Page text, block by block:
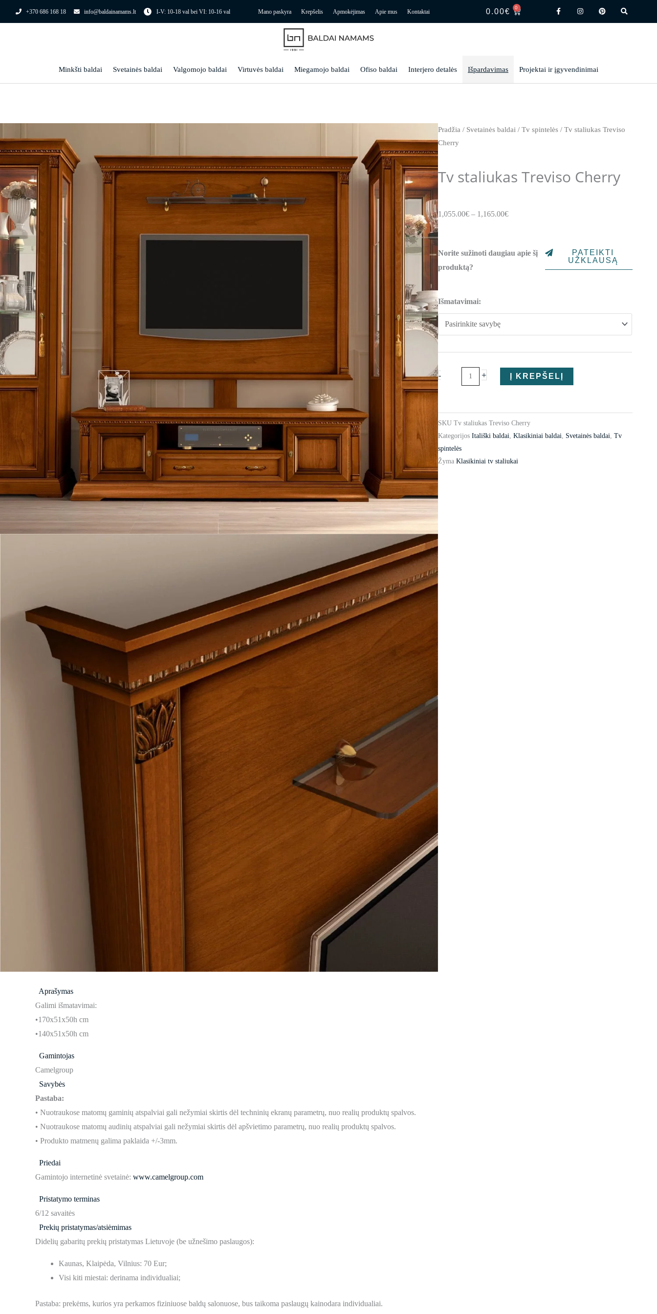
+370 686 168 18 info@baldainamams.lt I-V: 10-18 val bei VI: 10-16 val Mano paskyra Krepšelis Apmokėjimas Apie mus Kontaktai 0.00€ 0
a
c
e
n
t
i
n
t
e
a
r
Minkšti baldai Svetainės baldai Valgomojo baldai Virtuvės baldai Miegamojo baldai Ofiso baldai Interjero detalės Išpardavimas Projektai ir įgyvendinimai
Pradžia / Svetainės baldai / Tv spintelės/ Tv staliukas Treviso
Cherry
Tv staliukas Treviso Cherry
1,055.00€ – 1,165.00€Price
through
Norite sužinoti daugiau apie šį
produktą?
PATEIKTI
UŽKLAUSĄ
Išmatavimai:
-
kiekis:
Tv
+ Į KREPŠELĮ
SKU Tv staliukas Treviso Cherry
Kategorijos Itališki baldai Klasikiniai baldai Svetainės baldai Tv
spintelės
Žyma Klasikiniai tv staliukai
Aprašymas
Galimi išmatavimai:
•170x51x50h cm
•140x51x50h cm
Gamintojas
Camelgroup
Savybės
Pastaba:
• Nuotraukose matomų gaminių atspalviai gali nežymiai skirtis dėl techninių ekranų parametrų, nuo realių produktų spalvos.
• Nuotraukose matomų audinių atspalviai gali nežymiai skirtis dėl apšvietimo parametrų, nuo realių produktų spalvos.
• Produkto matmenų galima paklaida +/-3mm.
Priedai
Gamintojo internetinė svetainė: www.camelgroup.com
Pristatymo terminas
6/12 savaitės
Prekių pristatymas/atsiėmimas
Didelių gabaritų prekių pristatymas Lietuvoje (be užnešimo paslaugos):
Kaunas, Klaipėda, Vilnius: 70 Eur;
Visi kiti miestai: derinama individualiai;
Pastaba: prekėms, kurios yra perkamos fiziniuose baldų salonuose, bus taikoma paslaugų kainodara individualiai.